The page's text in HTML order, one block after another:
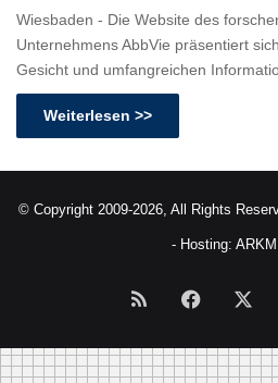
Wiesbaden - Die Website des
Unternehmens AbbVie präsentiert
Gesicht und umfangreichen
Weiterlesen >>
© Copyright 2009-2026, All Rights
- Hosting:
RSS